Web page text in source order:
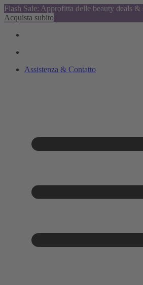
Flash Sale: Approfitta delle beauty deals &
Acquista subito
Assistenza & Contatto